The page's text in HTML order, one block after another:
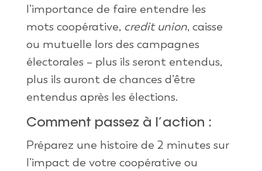
l’importance de faire entendre les
mots coopérative, credit union, caisse
ou mutuelle lors des campagnes
électorales – plus ils seront entendus,
plus ils auront de chances d’être
entendus après les élections.
Comment passez à l’action :
Préparez une histoire de 2 minutes sur
l’impact de votre coopérative ou